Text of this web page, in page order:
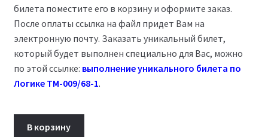
билета поместите его в корзину и оформите заказ.
После оплаты ссылка на файл придет Вам на
электронную почту. Заказать уникальный билет,
который будет выполнен специально для Вас, можно
по этой ссылке: выполнение уникального билета по
Логике ТМ-009/68-1.
В корзину